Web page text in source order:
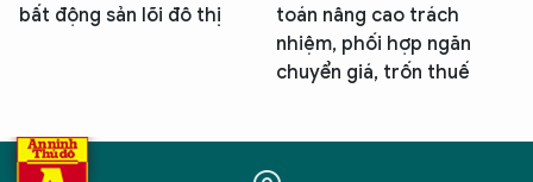
bất động sản lõi đô thị
toán nâng cao trách
nhiệm, phối hợp ngăn
chuyển giá, trốn thuế